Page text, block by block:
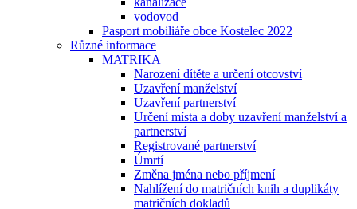
vodovod
Pasport mobiliáře obce Kostelec 2022
Různé informace
MATRIKA
Narození dítěte a určení otcovství
Uzavření manželství
Uzavření partnerství
Určení místa a doby uzavření manželství a
partnerství
Registrované partnerství
Úmrtí
Změna jména nebo příjmení
Nahlížení do matričních knih a duplikáty
matričních dokladů